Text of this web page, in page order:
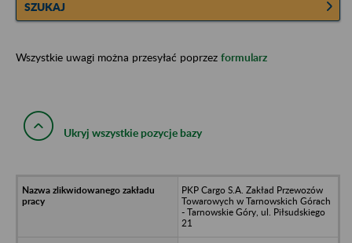
SZUKAJ
Wszystkie uwagi można przesyłać poprzez formularz
Ukryj wszystkie pozycje bazy
PKP Cargo S.A. Zakład Przewozów
Towarowych w Tarnowskich Górach
- Tarnowskie Góry, ul. Piłsudskiego
21